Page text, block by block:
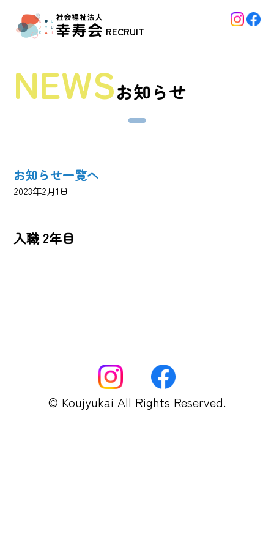
RECRUIT
NEWSお知らせ
お知らせ一覧へ
2023年2月1日
入職 2年目
© Koujyukai All Rights Reserved.